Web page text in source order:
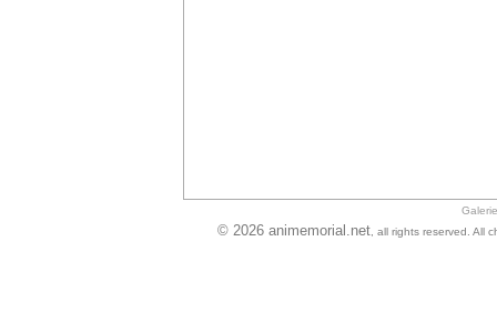
Galerie
© 2026 animemorial.net , all rights reserved. All